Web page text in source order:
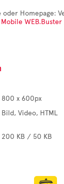
oder Homepage:
Mobile WEB.Buster
800 x 600px
Bild, Video, HTML
200 KB / 50 KB